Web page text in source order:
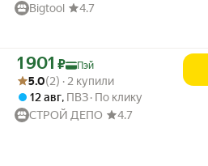
Bigtool
4.7
Цена с картой Яндекс Пэй 1901 ₽ вместо
1 901 ₽
Пэй
Рейтинг товара: 5.0 из 5
Оценок: (2) · 2 купили
5.0(2) · 2 купили
12 авг, ПВЗ По клику
СТРОЙ ДЕПО
4.7